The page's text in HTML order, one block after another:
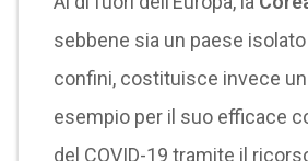
sebbene sia un paese
confini, costituisce invece
esempio per il suo efficace
del COVID-19 tramite il